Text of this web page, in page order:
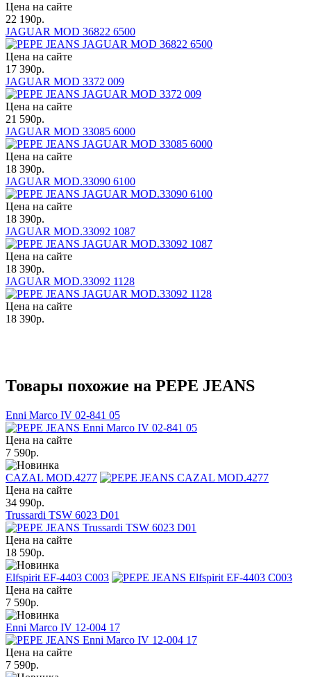
Цена на сайте
22 190р.
JAGUAR MOD 36822 6500
Цена на сайте
17 390р.
JAGUAR MOD 3372 009
Цена на сайте
21 590р.
JAGUAR MOD 33085 6000
Цена на сайте
18 390р.
JAGUAR MOD.33090 6100
Цена на сайте
18 390р.
JAGUAR MOD.33092 1087
Цена на сайте
18 390р.
JAGUAR MOD.33092 1128
Цена на сайте
18 390р.
Товары похожие на PEPE JEANS
Enni Marco IV 02-841 05
Цена на сайте
7 590р.
CAZAL MOD.4277
Цена на сайте
34 990р.
Trussardi TSW 6023 D01
Цена на сайте
18 590р.
Elfspirit EF-4403 C003
Цена на сайте
7 590р.
Enni Marco IV 12-004 17
Цена на сайте
7 590р.